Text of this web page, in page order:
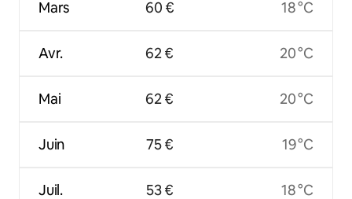
Mars
Avr.
Mai
Juin
Juil.
60 €
62 €
62 €
75 €
53 €
18 °C
20 °C
20 °C
19 °C
18 °C